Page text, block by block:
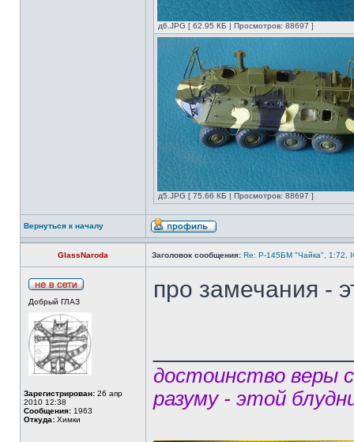
д6.JPG [ 62.95 КБ | Просмотров: 88697 ]
д5.JPG [ 75.66 КБ | Просмотров: 88697 ]
Вернуться к началу
GlassNaroda Заголовок сообщения: Re: Р-145БМ "Чайка", 1:72,
Добрый ГЛАЗ
Зарегистрирован: 26 апр
2010 12:38
Сообщения: 1963
Откуда: Химки
про замечания -
достоинство веры
разуму - этой